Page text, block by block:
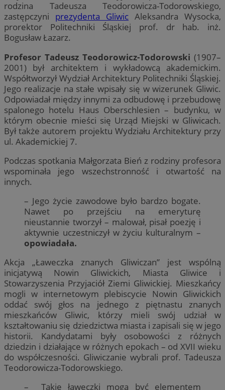
rodzina Tadeusza Teodorowicza-Todorowskiego,
zastępczyni prezydenta Gliwic Aleksandra Wysocka,
prorektor Politechniki Śląskiej prof. dr hab. inż.
Bogusław Łazarz.
Profesor Tadeusz Teodorowicz-Todorowski (1907–
2001) był architektem i wykładowcą akademickim.
Współtworzył Wydział Architektury Politechniki Śląskiej.
Jego realizacje na stałe wpisały się w wizerunek Gliwic.
Odpowiadał między innymi za odbudowę i przebudowę
spalonego hotelu Haus Oberschlesien – budynku, w
którym obecnie mieści się Urząd Miejski w Gliwicach.
Był także autorem projektu Wydziału Architektury przy
ul. Akademickiej 7.
Podczas spotkania Małgorzata Bień z rodziny profesora
wspominała jego wszechstronność i otwartość na
innych.
– Jego życie zawodowe było bardzo bogate.
Nawet po przejściu na emeryturę
nieustannie tworzył – malował, pisał poezję i
aktywnie uczestniczył w życiu kulturalnym –
opowiadała.
Akcja „Ławeczka znanych Gliwiczan” jest wspólną
inicjatywą Nowin Gliwickich, Miasta Gliwice i
Stowarzyszenia Przyjaciół Ziemi Gliwickiej. Mieszkańcy
mogli w internetowym plebiscycie Nowin Gliwickich
oddać swój głos na jednego z piętnastu znanych
mieszkańców Gliwic, którzy mieli swój udział w
kształtowaniu się dziedzictwa miasta i zapisali się w jego
historii. Kandydatami były osobowości z różnych
dziedzin i działające w różnych epokach – od XVII wieku
do współczesności. Gliwiczanie wybrali prof. Tadeusza
Teodorowicza-Todorowskiego.
– Takie ławeczki mogą być elementem